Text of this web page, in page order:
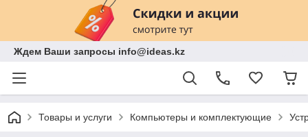
Ждем Ваши запросы info@ideas.kz
Товары и услуги Компьютеры и комплектующие